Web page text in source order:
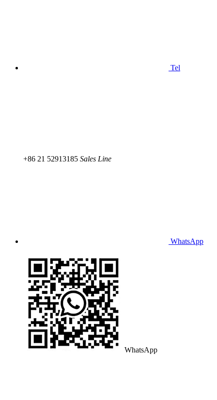
Tel
+86 21 52913185 Sales Line
WhatsApp
WhatsApp